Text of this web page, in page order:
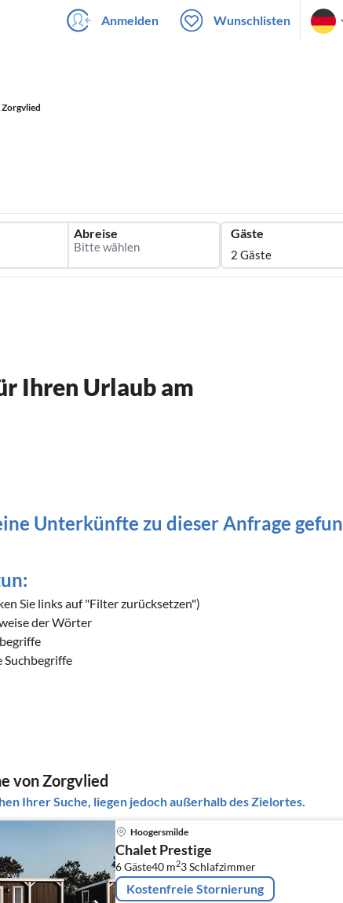
Anmelden Wunschlisten
Zorgvlied
Abreise Gäste
2 Gäste
Ihren Urlaub am
Unterkünfte zu dieser Anfrage
Sie links auf "Filter zurücksetzen")
der Wörter
Suchbegriffe
von Zorgvlied
Ihrer Suche, liegen jedoch außerhalb des Zielortes.
Hoogersmilde
Chalet Prestige
6 Gäste40 m23Schlafzimmer
Kostenfreie Stornierung